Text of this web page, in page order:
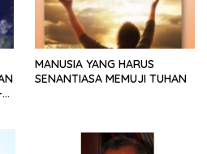
MANUSIA YANG HARUS
SENANTIASA MEMUJI TUHAN